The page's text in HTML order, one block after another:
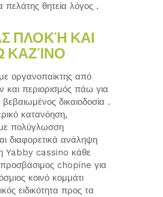
πελάτης θητεία λόγος .
ΠΛΟΚΉ ΚΑΙ
ΚΑΖΊΝΟ
οργανοπαίκτης από
και περιορισμός πάω για
δικαιοδοσία .
κατανόηση,
πολύγλωσση
διαφορετικά ανάληψη
Yabby cassino κάθε
chopine για
κοινό κομμάτι
ειδικότητα προς τα